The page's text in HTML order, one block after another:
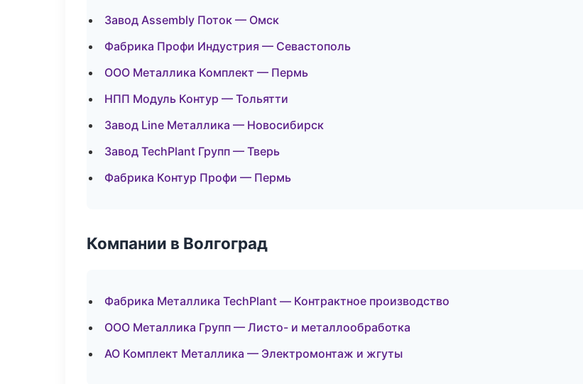
Завод Assembly Поток — Омск
Фабрика Профи Индустрия — Севастополь
ООО Металлика Комплект — Пермь
НПП Модуль Контур — Тольятти
Завод Line Металлика — Новосибирск
Завод TechPlant Групп — Тверь
Фабрика Контур Профи — Пермь
Компании в Волгоград
Фабрика Металлика TechPlant — Контрактное производство
ООО Металлика Групп — Листо- и металлообработка
АО Комплект Металлика — Электромонтаж и жгуты